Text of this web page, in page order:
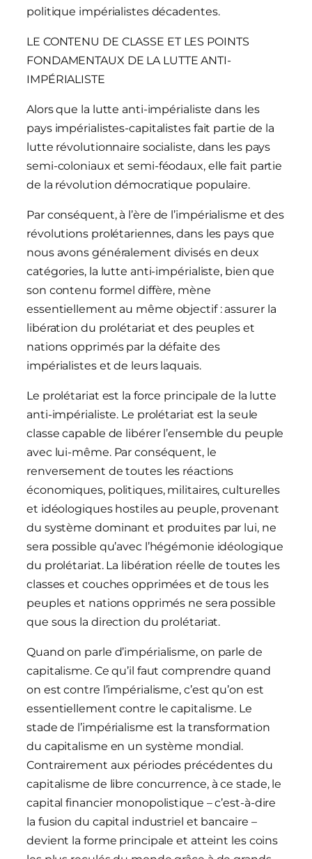
politique impérialistes décadentes.
LE CONTENU DE CLASSE ET LES POINTS
FONDAMENTAUX DE LA LUTTE ANTI-
IMPÉRIALISTE
Alors que la lutte anti-impérialiste dans les
pays impérialistes-capitalistes fait partie de la
lutte révolutionnaire socialiste, dans les pays
semi-coloniaux et semi-féodaux, elle fait partie
de la révolution démocratique populaire.
Par conséquent, à l’ère de l’impérialisme et des
révolutions prolétariennes, dans les pays que
nous avons généralement divisés en deux
catégories, la lutte anti-impérialiste, bien que
son contenu formel diffère, mène
essentiellement au même objectif : assurer la
libération du prolétariat et des peuples et
nations opprimés par la défaite des
impérialistes et de leurs laquais.
Le prolétariat est la force principale de la lutte
anti-impérialiste. Le prolétariat est la seule
classe capable de libérer l’ensemble du peuple
avec lui-même. Par conséquent, le
renversement de toutes les réactions
économiques, politiques, militaires, culturelles
et idéologiques hostiles au peuple, provenant
du système dominant et produites par lui, ne
sera possible qu’avec l’hégémonie idéologique
du prolétariat. La libération réelle de toutes les
classes et couches opprimées et de tous les
peuples et nations opprimés ne sera possible
que sous la direction du prolétariat.
Quand on parle d’impérialisme, on parle de
capitalisme. Ce qu’il faut comprendre quand
on est contre l’impérialisme, c’est qu’on est
essentiellement contre le capitalisme. Le
stade de l’impérialisme est la transformation
du capitalisme en un système mondial.
Contrairement aux périodes précédentes du
capitalisme de libre concurrence, à ce stade, le
capital financier monopolistique – c’est-à-dire
la fusion du capital industriel et bancaire –
devient la forme principale et atteint les coins